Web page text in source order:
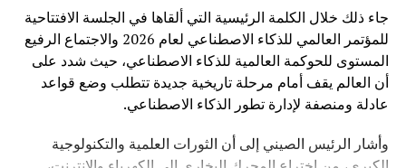
جاء ذلك خلال الكلمة الرئيسية التي ألقاها في الجلسة الافتتاحية
للمؤتمر العالمي للذكاء الاصطناعي لعام 2026 والاجتماع الرفيع
المستوى للحوكمة العالمية للذكاء الاصطناعي، حيث شدد على
أن العالم يقف أمام مرحلة تاريخية جديدة تتطلب وضع قواعد
عادلة ومنصفة لإدارة تطور الذكاء الاصطناعي.
وأشار الرئيس الصيني إلى أن الثورات العلمية والتكنولوجية